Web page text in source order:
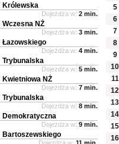
5
6
7
8
9
10
11
12
13
14
15
16
Królewska
Dojeżdża w: 2 min.
Wczesna NŻ
Dojeżdża w: 3 min.
Łazowskiego
Dojeżdża w: 4 min.
Trybunalska
Dojeżdża w: 5 min.
Kwietniowa NŻ
Dojeżdża w: 7 min.
Trybunalska
Dojeżdża w: 8 min.
Demokratyczna
Dojeżdża w: 9 min.
Bartoszewskiego